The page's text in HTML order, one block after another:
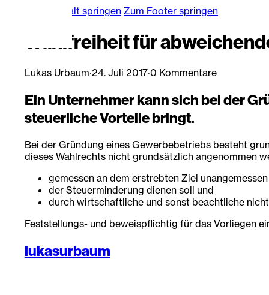
Zum Hauptinhalt springen Zum Footer springen
Wahlfreiheit für
Lukas Urbaum·24. Juli 2017·0 Kommentare
Ein Unternehmer kann sich bei der
steuerliche Vorteile bringt.
Bei der Gründung eines Gewerbebetriebs besteht
dieses Wahlrechts nicht grundsätzlich angenommen
gemessen an dem erstrebten Ziel
der Steuerminderung dienen soll und
durch wirtschaftliche und sonst beachtliche
Feststellungs- und beweispflichtig für das Vorliegen
lukasurbaum